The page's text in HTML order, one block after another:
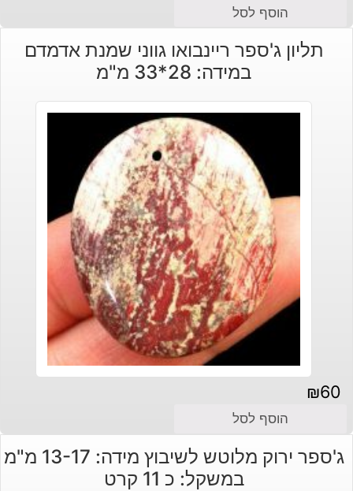
הוסף לסל
תליון ג'ספר ריינבואו גווני שמנת אדמדם
במידה: 28*33 מ"מ
₪60
הוסף לסל
ג'ספר ירוק מלוטש לשיבוץ מידה: 13-17 מ"מ
במשקל: כ 11 קרט